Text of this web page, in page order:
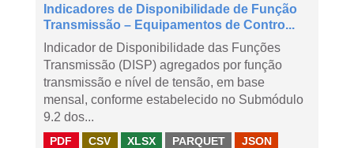
Indicadores de Disponibilidade de Função
Transmissão – Equipamentos de Contro...
Indicador de Disponibilidade das Funções
Transmissão (DISP) agregados por função
transmissão e nível de tensão, em base
mensal, conforme estabelecido no Submódulo
9.2 dos...
PDF CSV XLSX PARQUET JSON